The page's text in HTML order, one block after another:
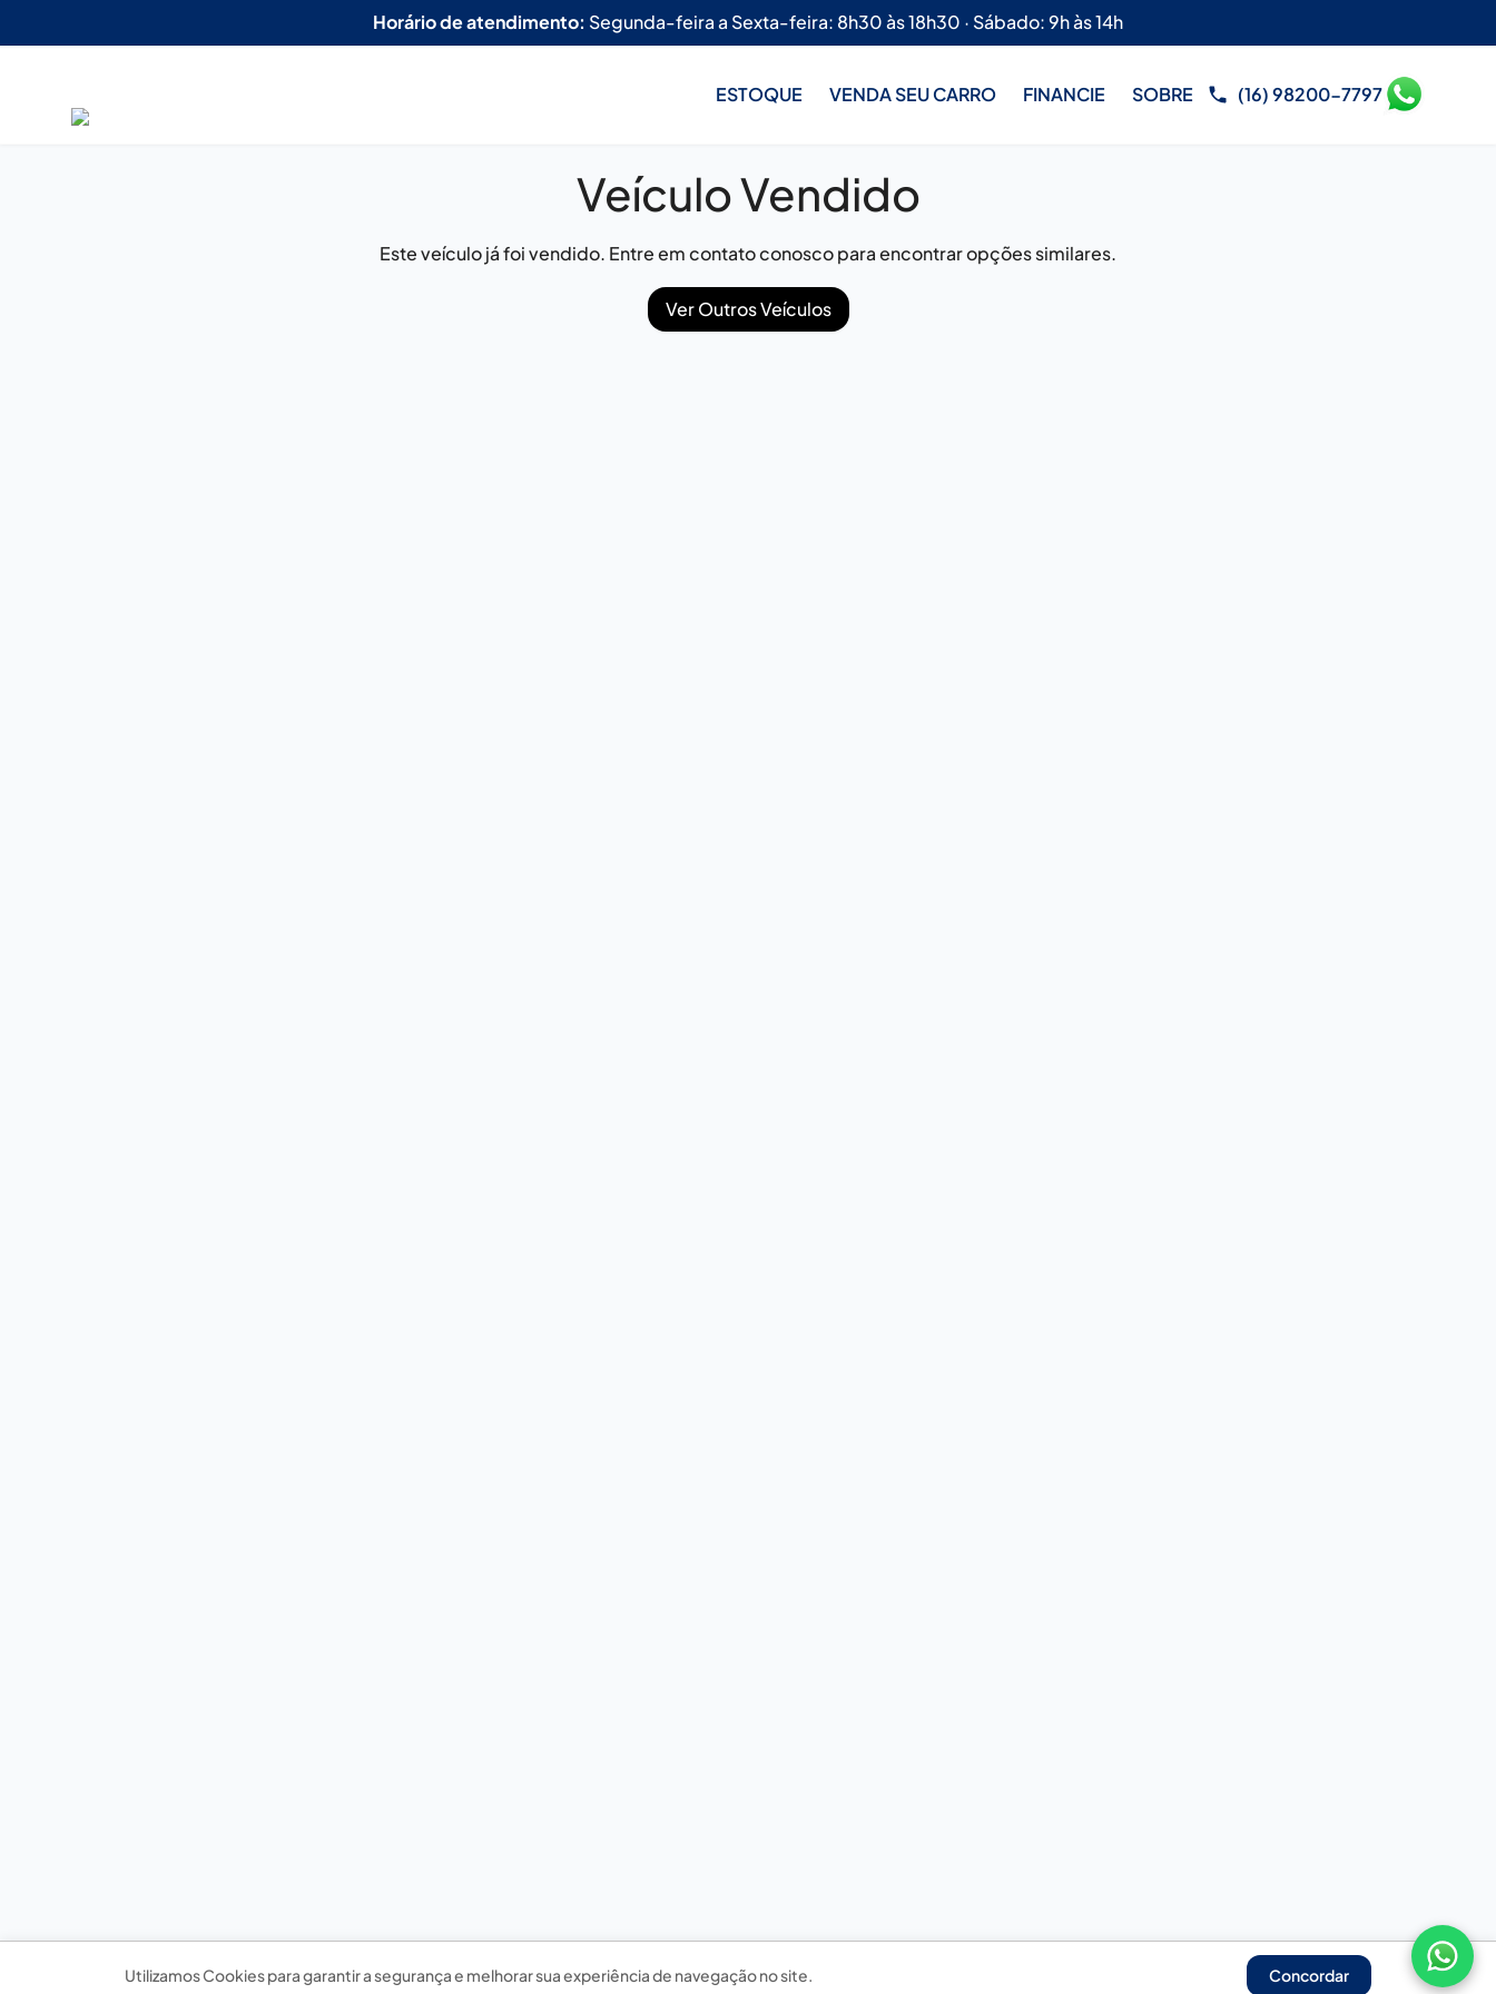
Horário de atendimento: Segunda-feira a Sexta-feira: 8h30 às 18h30 · Sábado: 9h às 14h
ESTOQUE VENDA SEU CARRO FINANCIE SOBRE (16) 98200-7797
Veículo Vendido
Este veículo já foi vendido. Entre em contato conosco para encontrar opções similares.
Ver Outros Veículos
Utilizamos Cookies para garantir a segurança e melhorar sua experiência de navegação no site. Concordar